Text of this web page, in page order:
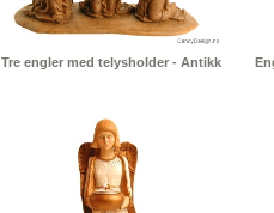
Tre engler med telysholder - Antikk